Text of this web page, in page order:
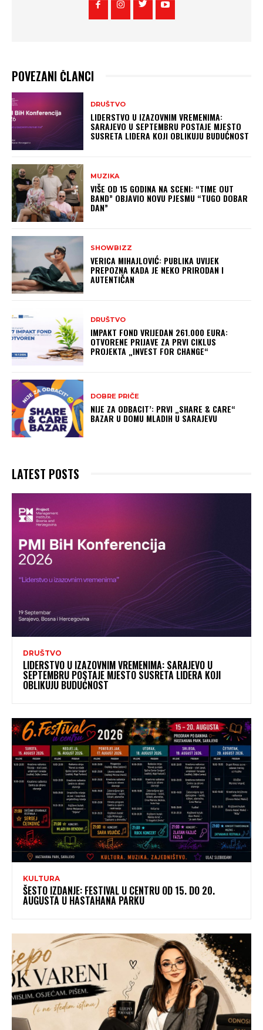
POVEZANI ČLANCI
DRUŠTVO
LIDERSTVO U IZAZOVNIM VREMENIMA:
SARAJEVO U SEPTEMBRU POSTAJE MJESTO
SUSRETA LIDERA KOJI OBLIKUJU BUDUĆNOST
MUZIKA
VIŠE OD 15 GODINA NA SCENI: “TIME OUT
BAND” OBJAVIO NOVU PJESMU “TUGO DOBAR
DAN”
SHOWBIZZ
VERICA MIHAJLOVIĆ: PUBLIKA UVIJEK
PREPOZNA KADA JE NEKO PRIRODAN I
AUTENTIČAN
DRUŠTVO
IMPAKT FOND VRIJEDAN 261.000 EURA:
OTVORENE PRIJAVE ZA PRVI CIKLUS
PROJEKTA „INVEST FOR CHANGE“
DOBRE PRIČE
NIJE ZA ODBACIT’: PRVI „SHARE & CARE“
BAZAR U DOMU MLADIH U SARAJEVU
LATEST POSTS
DRUŠTVO
LIDERSTVO U IZAZOVNIM VREMENIMA: SARAJEVO U
SEPTEMBRU POSTAJE MJESTO SUSRETA LIDERA KOJI
OBLIKUJU BUDUĆNOST
KULTURA
ŠESTO IZDANJE: FESTIVAL U CENTRU OD 15. DO 20.
AUGUSTA U HASTAHANA PARKU